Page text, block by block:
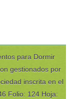
para Dormir
gestionados por
inscrita en el
Folio: 124 Hoja: